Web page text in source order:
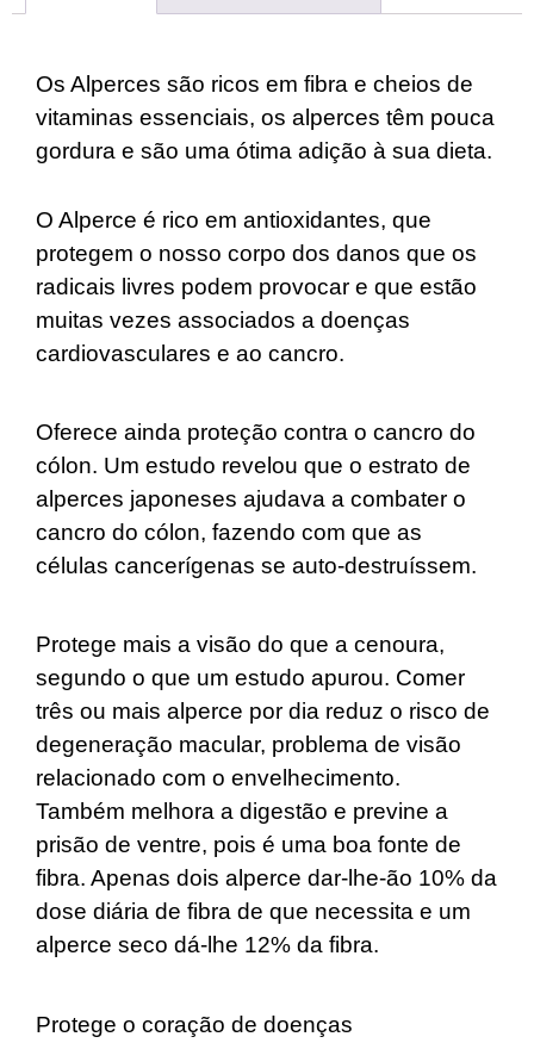
Os Alperces são ricos em fibra e cheios de
vitaminas essenciais, os alperces têm pouca
gordura e são uma ótima adição à sua dieta.
O Alperce é rico em antioxidantes, que
protegem o nosso corpo dos danos que os
radicais livres podem provocar e que estão
muitas vezes associados a doenças
cardiovasculares e ao cancro.
Oferece ainda proteção contra o cancro do
cólon. Um estudo revelou que o estrato de
alperces japoneses ajudava a combater o
cancro do cólon, fazendo com que as
células cancerígenas se auto-destruíssem.
Protege mais a visão do que a cenoura,
segundo o que um estudo apurou. Comer
três ou mais alperce por dia reduz o risco de
degeneração macular, problema de visão
relacionado com o envelhecimento.
Também melhora a digestão e previne a
prisão de ventre, pois é uma boa fonte de
fibra. Apenas dois alperce dar-lhe-ão 10% da
dose diária de fibra de que necessita e um
alperce seco dá-lhe 12% da fibra.
Protege o coração de doenças